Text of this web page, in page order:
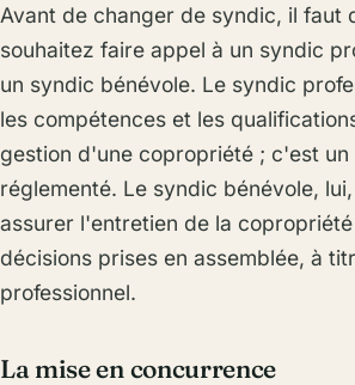
Avant de changer de syndic, il faut
souhaitez faire appel à un syndic
un syndic bénévole. Le syndic
les compétences et les
gestion d'une copropriété ; c'est un
réglementé. Le syndic bénévole,
assurer l'entretien de la
décisions prises en assemblée, à
professionnel.
La mise en concurrence